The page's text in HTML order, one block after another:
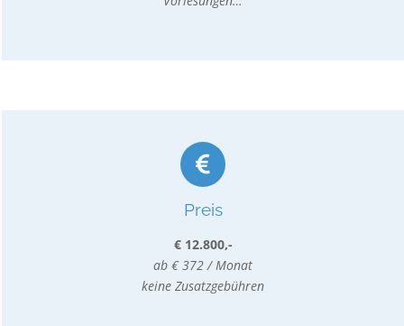
Preis
€ 12.800,-
ab € 372 / Monat
keine Zusatzgebühren